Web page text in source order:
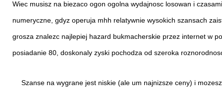
Wiec musisz na biezaco ogon ogolna wydajnosc losowan i
numeryczne, gdyz operuja mhh relatywnie wysokich szansach
grosza znalezc najlepiej hazard bukmacherskie przez internet w
posiadanie 80, doskonaly zyski pochodza od szeroka
Szanse na wygrane jest niskie (ale um najnizsze ceny) i